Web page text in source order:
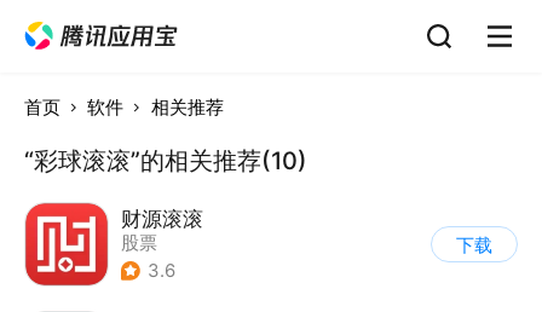
首页 软件 相关推荐
“彩球滚滚”的相关推荐(10)
财源滚滚
股票
3.6
下载